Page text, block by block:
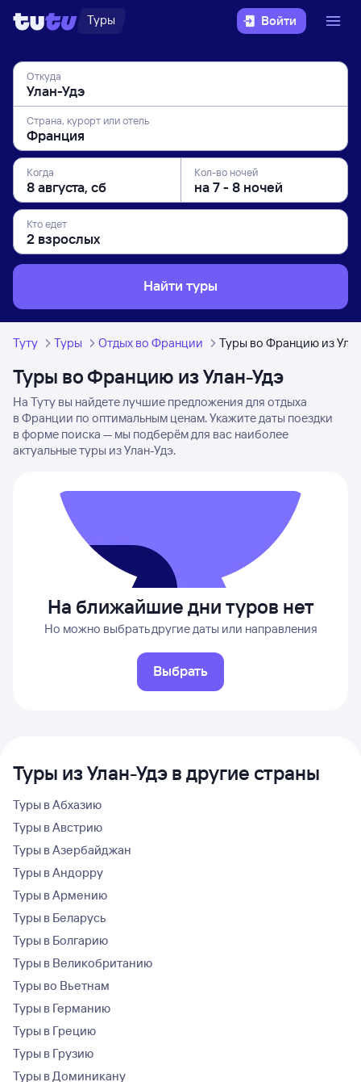
Туры Войти
Откуда
Страна, курорт или отель
Когда Кол-во ночей
Кто едет
Найти туры
Туту Туры Отдых во Франции Туры во Францию из
Туры во Францию из Улан-Удэ
На Туту вы найдете лучшие предложения для отдыха
в Франции по оптимальным ценам. Укажите даты поездки
в форме поиска — мы подберём для вас наиболее
актуальные туры из Улан-Удэ.
На ближайшие дни туров нет
Но можно выбрать другие даты или направления
Выбрать
Туры из Улан-Удэ в другие страны
Туры в Абхазию
Туры в Австрию
Туры в Азербайджан
Туры в Андорру
Туры в Армению
Туры в Беларусь
Туры в Болгарию
Туры в Великобританию
Туры во Вьетнам
Туры в Германию
Туры в Грецию
Туры в Грузию
Туры в Доминикану